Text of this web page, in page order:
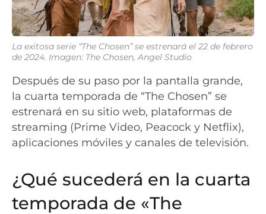
La exitosa serie “The Chosen” se estrenará el 22 de febrero
de 2024. Imagen: The Chosen, Angel Studio
Después de su paso por la pantalla grande,
la cuarta temporada de “The Chosen” se
estrenará en su sitio web, plataformas de
streaming (Prime Video, Peacock y Netflix),
aplicaciones móviles y canales de televisión.
¿Qué sucederá en la cuarta
temporada de «The